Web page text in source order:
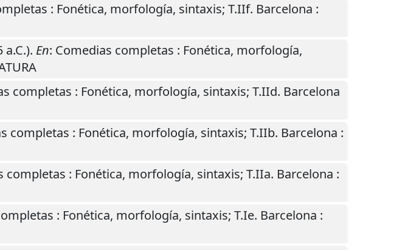
: Fonética, morfología, sintaxis; T.IIf. Barcelona :
a.C.). En: Comedias completas : Fonética, morfología,
completas : Fonética, morfología, sintaxis; T.IId. Barcelona
completas : Fonética, morfología, sintaxis; T.IIb. Barcelona :
completas : Fonética, morfología, sintaxis; T.IIa. Barcelona :
: Fonética, morfología, sintaxis; T.Ie. Barcelona :